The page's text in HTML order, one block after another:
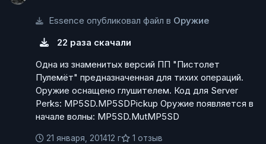
Essence опубликовал файл в Оружие
22 раза скачали
Одна из знаменитых версий ПП "Пистолет
Пулемёт" предназначенная для тихих операций.
Оружие оснащено глушителем. Код для Server
Perks: MP5SD.MP5SDPickup Оружие появляется в
начале волны: MP5SD.MutMP5SD
21 января, 201412 г 1 отзыв